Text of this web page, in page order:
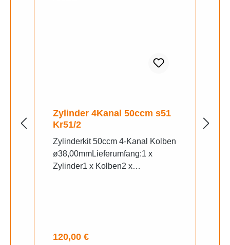
Zylinder 4Kanal 50ccm s51
Kr51/2
Zylinderkit 50ccm 4-Kanal Kolben
ø38,00mmLieferumfang:1 x
Zylinder1 x Kolben2 x
dem bearbeiteten Einlass (19mm)
Regulärer Preis:
120,00 €